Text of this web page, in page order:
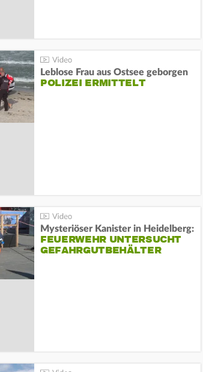
Leblose Frau aus Ostsee geborgen
POLIZEI ERMITTELT
Mysteriöser Kanister in Heidelberg:
FEUERWEHR UNTERSUCHT
GEFAHRGUTBEHÄLTER